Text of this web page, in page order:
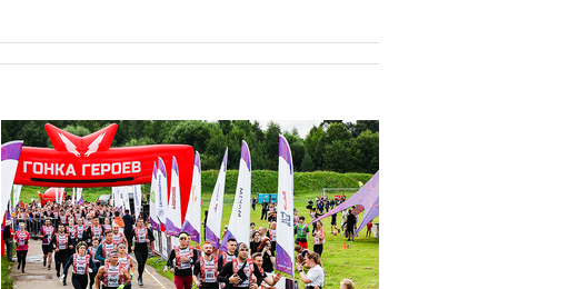
вчера, 21:25Руслан Терновой
выиграл золото чемпионата
вчера, 21:10РФ не получала
обращений о прекращении
концессии строительства ж/д
в Армении
вчера, 21:00В России вновь
обсуждают эксперимент по
онлайн-продаже алкоголя